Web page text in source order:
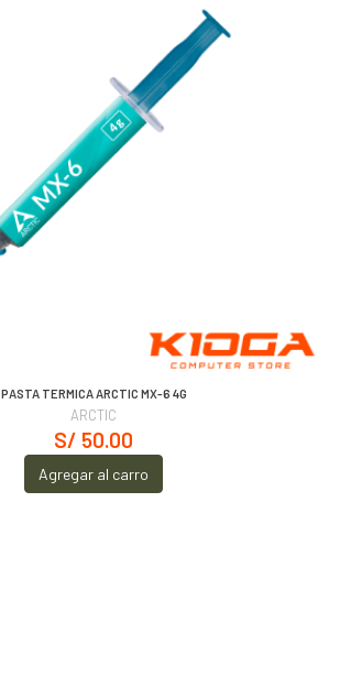
PASTA TERMICA ARCTIC MX-6 4G
ARCTIC
S/ 50.00
Agregar al carro